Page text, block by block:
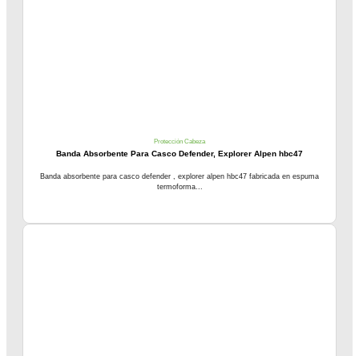
Protección Cabeza
Banda Absorbente Para Casco Defender, Explorer Alpen hbc47
Banda absorbente para casco defender , explorer alpen hbc47 fabricada en espuma
termoforma...